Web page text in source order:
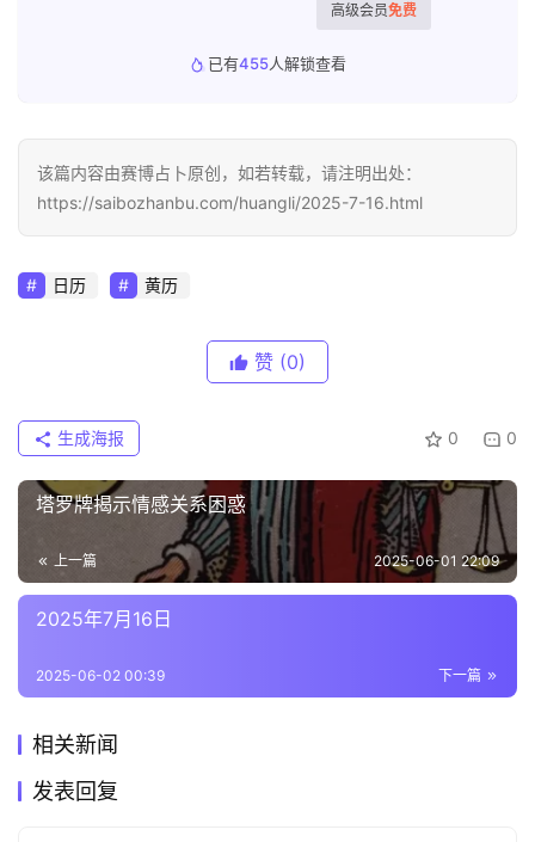
高级会员免费
已有455人解锁查看
该篇内容由赛博占卜原创，如若转载，请注明出处：
https://saibozhanbu.com/huangli/2025-7-16.html
日历 黄历
赞 (0)
0 0
生成海报
塔罗牌揭示情感关系困惑
上一篇 2025-06-01 22:09
2025年7月16日
下一篇
2025-06-02 00:39
相关新闻
发表回复